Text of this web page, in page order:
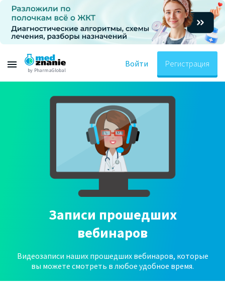
by PharmaGlobal
Войти Регистрация
Записи прошедших
вебинаров
Видеозаписи наших прошедших вебинаров, которые
вы можете смотреть в любое удобное время.